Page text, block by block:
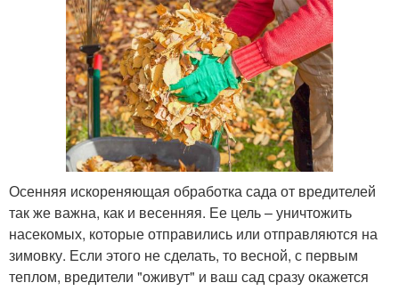
Осенняя искореняющая обработка сада от вредителей
так же важна, как и весенняя. Ее цель – уничтожить
насекомых, которые отправились или отправляются на
зимовку. Если этого не сделать, то весной, с первым
теплом, вредители "оживут" и ваш сад сразу окажется